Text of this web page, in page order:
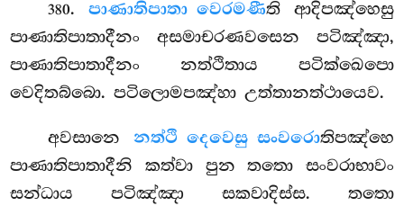
380. පාණාතිපාතා වෙරමණීති ආදිපඤ්හෙසු
පාණාතිපාතාදීනං අසමාචරණවසෙන පටිඤ්ඤා,
පාණාතිපාතාදීනං නත්ථිතාය පටික්ඛෙපො
වෙදිතබ්බො. පටිලොමපඤ්හා උත්තානත්ථායෙව.
අවසානෙ නත්ථි දෙවෙසු සංවරොතිපඤ්හෙ
පාණාතිපාතාදීනි කත්වා පුන තතො සංවරාභාවං
සන්ධාය පටිඤ්ඤා සකවාදිස්ස. තතො